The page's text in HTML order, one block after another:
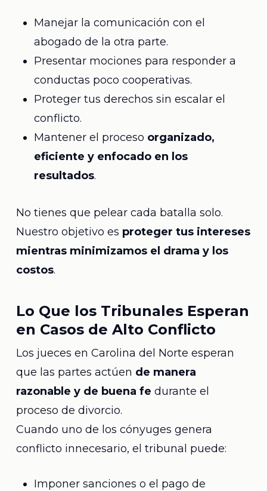
Manejar la comunicación con el
abogado de la otra parte.
Presentar mociones para responder a
conductas poco cooperativas.
Proteger tus derechos sin escalar el
conflicto.
Mantener el proceso organizado,
eficiente y enfocado en los
resultados.
No tienes que pelear cada batalla solo.
Nuestro objetivo es proteger tus intereses
mientras minimizamos el drama y los
costos.
Lo Que los Tribunales Esperan
en Casos de Alto Conflicto
Los jueces en Carolina del Norte esperan
que las partes actúen de manera
razonable y de buena fe durante el
proceso de divorcio.
Cuando uno de los cónyuges genera
conflicto innecesario, el tribunal puede:
Imponer sanciones o el pago de